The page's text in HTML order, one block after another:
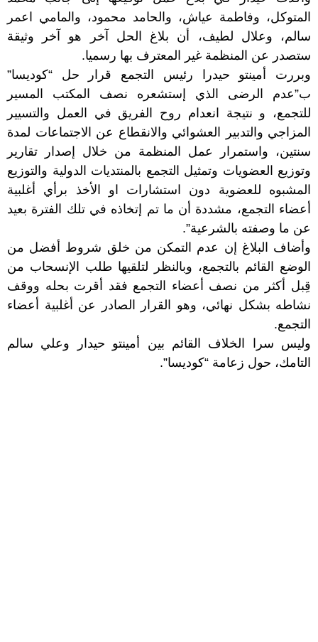
المتوكل، وفاطمة عياش، والحامد محمود، والمامي اعمر
سالم، وعلال لطيف، أن بلاغ الحل آخر هو آخر وثيقة
ستصدر عن المنظمة غير المعترف بها رسميا.
وبررت أمينتو حيدرا رئيس التجمع قرار حل “كوديسا”
ب”عدم الرضى الذي إستشعره نصف المكتب المسير
للتجمع، و نتيجة انعدام روح الفريق في العمل والتسيير
المزاجي والتدبير العشوائي والانقطاع عن الاجتماعات لمدة
سنتين، واستمرار عمل المنظمة من خلال إصدار تقارير
وتوزيع العضويات وتمثيل التجمع بالمنتديات الدولية والتوزيع
المشبوه للعضوية دون استشارات او الأخذ برأي أغلبية
أعضاء التجمع، مشددة أن ما تم إتخاذه في تلك الفترة بعيد
عن ما وصفته بالشرعية”.
وأضاف البلاغ إن عدم التمكن من خلق شروط أفضل من
الوضع القائم بالتجمع، وبالنظر لتلقيها طلب الإنسحاب من
قِبل أكثر من نصف أعضاء التجمع فقد أقرت بحله ووقف
نشاطه بشكل نهائي، وهو القرار الصادر عن أغلبية أعضاء
التجمع.
وليس سرا الخلاف القائم بين أمينتو حيدار وعلي سالم
التامك، حول زعامة “كوديسا”.